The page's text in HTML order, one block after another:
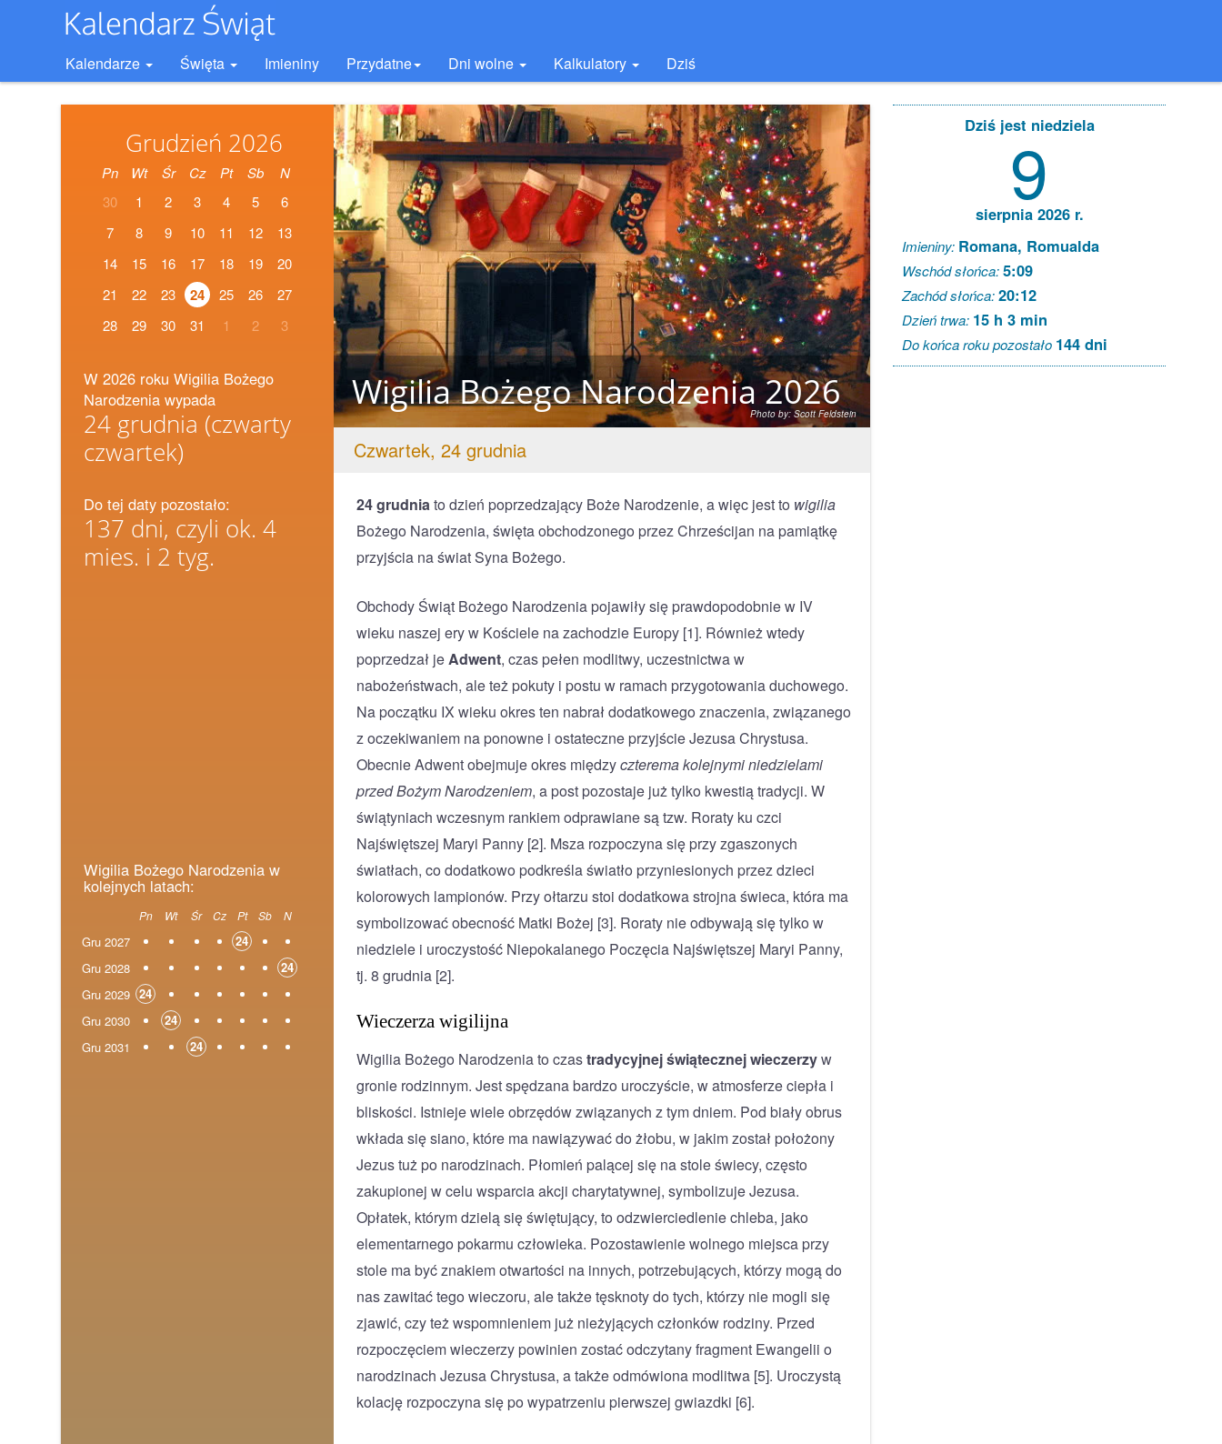
Kalendarze Święta Imieniny Przydatne Dni wolne Kalkulatory Dziś
Grudzień 2026
Pn Wt Śr Cz Pt Sb
N
30
1 2 3 4 5
6
7
8 9 10 11 12
13
14
15 16 17 18 19
20
21
22 23 24 25 26
27
28
29 30 31 1 2 3
W 2026 roku Wigilia Bożego
Narodzenia wypada
24 grudnia (czwarty
czwartek)
Do tej daty pozostało:
137 dni, czyli ok. 4
mies. i 2 tyg.
Wigilia Bożego Narodzenia w
kolejnych latach:
Pn Wt Śr Cz Pt Sb N
Gru 2027
24
Gru 2028
24
Gru 2029 24
Gru 2030
24
Gru 2031
24
Wigilia Bożego Narodzenia 2026
Czwartek, 24 grudnia
Photo by: Scott Feldstein
24 grudniato dzień poprzedzający Boże Narodzenie, a więc jest to wigilia
Bożego Narodzenia, święta obchodzonego przez Chrześcijan na pamiątkę
przyjścia na świat Syna Bożego.
Obchody Świąt Bożego Narodzenia pojawiły się prawdopodobnie w IV
wieku naszej ery w Kościele na zachodzie Europy [1]. Również wtedy
poprzedzał jeAdwent, czas pełen modlitwy, uczestnictwa w
nabożeństwach, ale też pokuty i postu w ramach przygotowania duchowego.
Na początku IX wieku okres ten nabrał dodatkowego znaczenia, związanego
z oczekiwaniem na ponowne i ostateczne przyjście Jezusa Chrystusa.
Obecnie Adwent obejmuje okres międzyczterema kolejnymi niedzielami
przed Bożym Narodzeniem, a post pozostaje już tylko kwestią tradycji. W
świątyniach wczesnym rankiem odprawiane są tzw. Roraty ku czci
Najświętszej Maryi Panny [2]. Msza rozpoczyna się przy zgaszonych
światłach, co dodatkowo podkreśla światło przyniesionych przez dzieci
kolorowych lampionów. Przy ołtarzu stoi dodatkowa strojna świeca, która ma
symbolizować obecność Matki Bożej [3]. Roraty nie odbywają się tylko w
niedziele i uroczystość Niepokalanego Poczęcia Najświętszej Maryi Panny,
tj. 8 grudnia [2].
Wieczerza wigilijna
Wigilia Bożego Narodzenia to czastradycyjnej świątecznej wieczerzyw
gronie rodzinnym. Jest spędzana bardzo uroczyście, w atmosferze ciepła i
bliskości. Istnieje wiele obrzędów związanych z tym dniem. Pod biały obrus
wkłada się siano, które ma nawiązywać do żłobu, w jakim został położony
Jezus tuż po narodzinach. Płomień palącej się na stole świecy, często
zakupionej w celu wsparcia akcji charytatywnej, symbolizuje Jezusa.
Opłatek, którym dzielą się świętujący, to odzwierciedlenie chleba, jako
elementarnego pokarmu człowieka. Pozostawienie wolnego miejsca przy
stole ma być znakiem otwartości na innych, potrzebujących, którzy mogą do
nas zawitać tego wieczoru, ale także tęsknoty do tych, którzy nie mogli się
zjawić, czy też wspomnieniem już nieżyjących członków rodziny. Przed
rozpoczęciem wieczerzy powinien zostać odczytany fragment Ewangelii o
narodzinach Jezusa Chrystusa, a także odmówiona modlitwa [5]. Uroczystą
kolację rozpoczyna się po wypatrzeniu pierwszej gwiazdki [6].
Dziś jest niedziela
9
sierpnia 2026 r.
Imieniny: Romana, Romualda
Wschód słońca:5:09
Zachód słońca:20:12
Dzień trwa: 15 h 3 min
Do końca roku pozostało 144 dni